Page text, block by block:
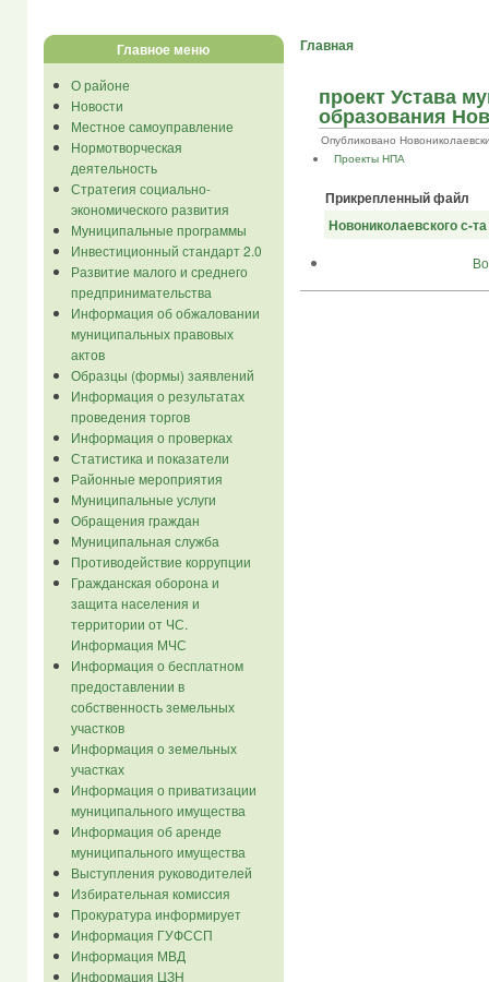
Главное меню
О районе
Новости
Местное самоуправление
Нормотворческая
деятельность
Стратегия социально-
экономического развития
Муниципальные программы
Инвестиционный стандарт 2.0
Развитие малого и среднего
предпринимательства
Информация об обжаловании
муниципальных правовых
актов
Образцы (формы) заявлений
Информация о результатах
проведения торгов
Информация о проверках
Статистика и показатели
Районные мероприятия
Муниципальные услуги
Обращения граждан
Муниципальная служба
Противодействие коррупции
Гражданская оборона и
защита населения и
территории от ЧС.
Информация МЧС
Информация о бесплатном
предоставлении в
собственность земельных
участков
Информация о земельных
участках
Информация о приватизации
муниципального имущества
Информация об аренде
муниципального имущества
Выступления руководителей
Избирательная комиссия
Прокуратура информирует
Информация ГУФССП
Информация МВД
Информация ЦЗН
Главная
проект Устава
образования
Опубликовано
Проекты НПА
Прикрепленный файл
Новониколаевского с-